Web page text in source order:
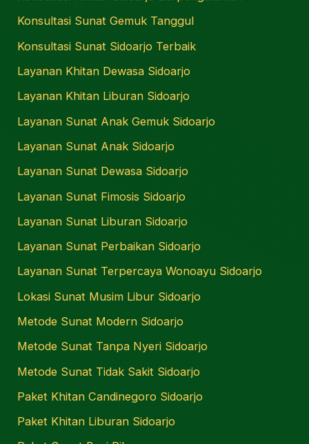
Konsultasi Sunat Gemuk Tanggul
Konsultasi Sunat Sidoarjo Terbaik
Layanan Khitan Dewasa Sidoarjo
Layanan Khitan Liburan Sidoarjo
Layanan Sunat Anak Gemuk Sidoarjo
Layanan Sunat Anak Sidoarjo
Layanan Sunat Dewasa Sidoarjo
Layanan Sunat Fimosis Sidoarjo
Layanan Sunat Liburan Sidoarjo
Layanan Sunat Perbaikan Sidoarjo
Layanan Sunat Terpercaya Wonoayu Sidoarjo
Lokasi Sunat Musim Libur Sidoarjo
Metode Sunat Modern Sidoarjo
Metode Sunat Tanpa Nyeri Sidoarjo
Metode Sunat Tidak Sakit Sidoarjo
Paket Khitan Candinegoro Sidoarjo
Paket Khitan Liburan Sidoarjo